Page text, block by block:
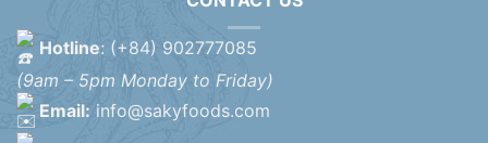
Hotline: (+84) 902777085
(9am – 5pm Monday to Friday)
Email: info@sakyfoods.com